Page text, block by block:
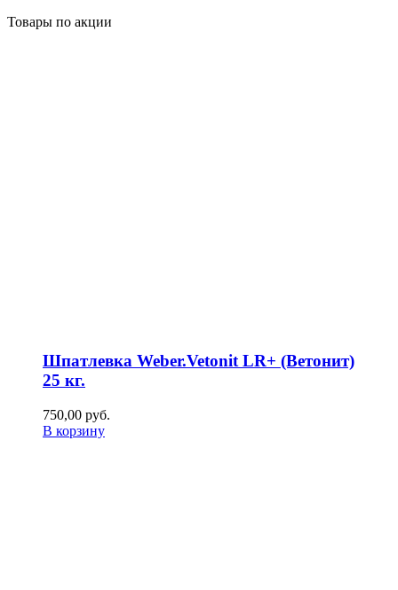
Товары по акции
Шпатлевка Weber.Vetonit LR+ (Ветонит)
25 кг.
750,00 руб.
В корзину